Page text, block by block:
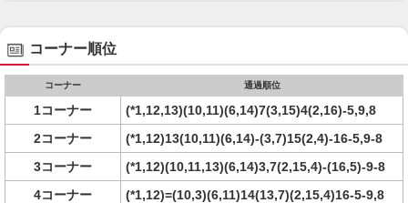
コーナー順位
コーナー 通過順位
1コーナー
(*1,12,13)(10,11)(6,14)7(3,15)4(2,16)-5,9,8
2コーナー
(*1,12)13(10,11)(6,14)-(3,7)15(2,4)-16-5,9-8
3コーナー
(*1,12)(10,11,13)(6,14)3,7(2,15,4)-(16,5)-9-8
4コーナー
(*1,12)=(10,3)(6,11)14(13,7)(2,15,4)16-5-9,8